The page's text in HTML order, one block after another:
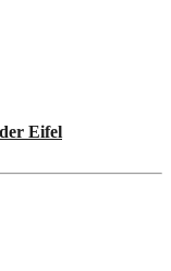
Eifel